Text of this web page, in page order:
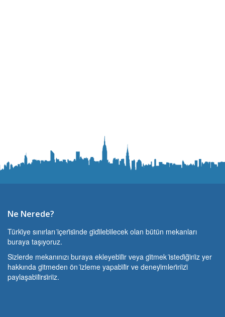
Ne Nerede?
Türki̇ye sınırları i̇çeri̇si̇nde gi̇di̇lebi̇lecek olan bütün mekanları
buraya taşıyoruz.
Si̇zlerde mekanınızı buraya ekleyebi̇li̇r veya gi̇tmek i̇stedi̇ği̇ni̇z yer
hakkında gi̇tmeden ön i̇zleme yapabi̇li̇r ve deneyi̇mleri̇ni̇zi̇
paylaşabi̇li̇rsi̇ni̇z.